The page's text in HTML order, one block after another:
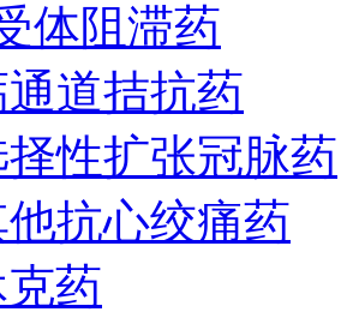
体阻滞药
道拮抗药
性扩张冠脉药
抗心绞痛药
药